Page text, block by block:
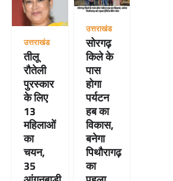
उत्तराखंड
तीलू
रौतेली
पुरस्कार
के लिए
13
महिलाओं
का
चयन,
35
उत्तराखंड
सोरगढ़
किले के
पास
होगा
पर्यटन
हब का
विकास,
बनेगा
पिथौरागढ़
का